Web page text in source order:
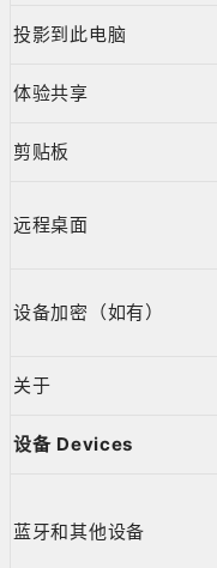
投影到此电脑
体验共享
剪贴板
远程桌面
设备加密（如有）
关于
设备 Devices
蓝牙和其他设备